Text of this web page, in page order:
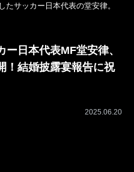
サッカー日本代表の堂安律。
日本代表MF堂安律、
！結婚披露宴報告に祝
2025.06.20